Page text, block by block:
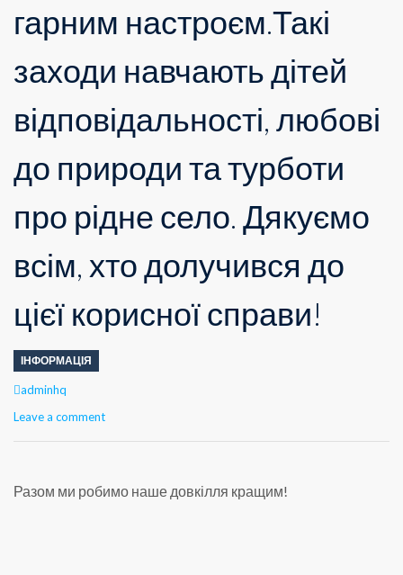
гарним настроєм.Такі
заходи навчають дітей
відповідальності, любові
до природи та турботи
про рідне село. Дякуємо
всім, хто долучився до
цієї корисної справи!
ІНФОРМАЦІЯ
Author
adminhq
Leave a comment
Разом ми робимо наше довкілля кращим!